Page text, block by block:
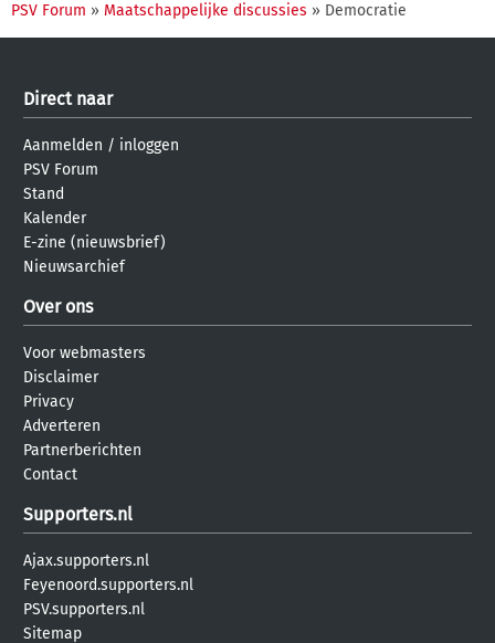
PSV Forum » Maatschappelijke discussies » Democratie
Direct naar
Aanmelden / inloggen
PSV Forum
Stand
Kalender
E-zine (nieuwsbrief)
Nieuwsarchief
Over ons
Voor webmasters
Disclaimer
Privacy
Adverteren
Partnerberichten
Contact
Supporters.nl
Ajax.supporters.nl
Feyenoord.supporters.nl
PSV.supporters.nl
Sitemap